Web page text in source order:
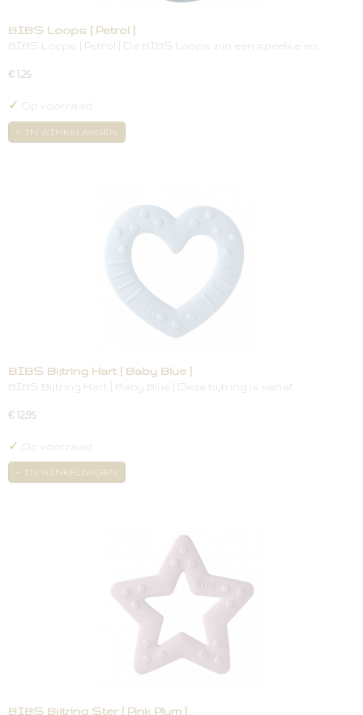
BIBS Loops [ Petrol ]
BIBS Loops [ Petrol ] De BIBS Loops zijn een speelse en…
€ 1,25
✓ Op voorraad
IN WINKELWAGEN
BIBS Bijtring Hart [ Baby Blue ]
BIBS Bijtring Hart [ Baby Blue ] Deze bijtring is vanaf…
€ 12,95
✓ Op voorraad
IN WINKELWAGEN
BIBS Bijtring Ster [ Pink Plum ]